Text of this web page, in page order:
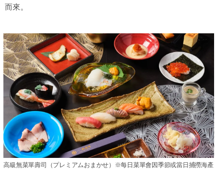
而來。
高級無菜單壽司（プレミアムおまかせ）※每日菜單會因季節或當日捕撈海產